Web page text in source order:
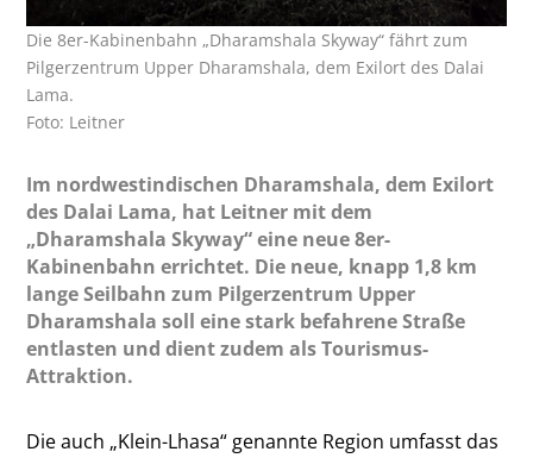
Die 8er-Kabinenbahn „Dharamshala Skyway“ fährt zum
Pilgerzentrum Upper Dharamshala, dem Exilort des Dalai
Lama.
Foto: Leitner
Im nordwestindischen Dharamshala, dem Exilort
des Dalai Lama, hat Leitner mit dem
„Dharamshala Skyway“ eine neue 8er-
Kabinenbahn errichtet. Die neue, knapp 1,8 km
lange Seilbahn zum Pilgerzentrum Upper
Dharamshala soll eine stark befahrene Straße
entlasten und dient zudem als Tourismus-
Attraktion.
Die auch „Klein-Lhasa“ genannte Region umfasst das